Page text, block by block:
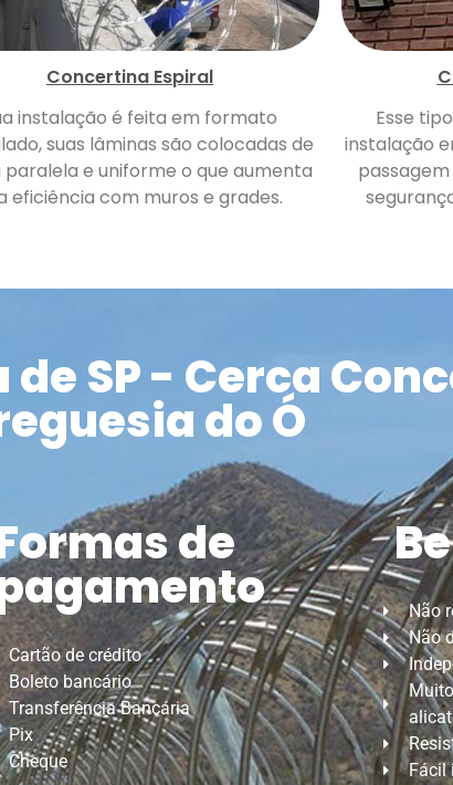
Concertina Espiral
instalação é feita em formato
suas lâminas são colocadas de
e uniforme o que aumenta
eficiência com muros e grades.
Esse
instalação
SP - Cerca
do Ó
de
Cartão de crédito
Boleto bancário
Transferência Bancária
Pix
Cheque
Não
Não
Fácil